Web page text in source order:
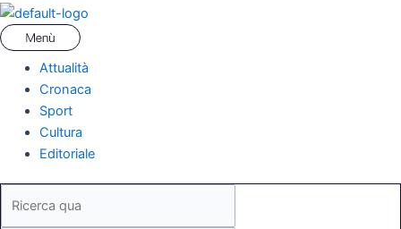
Attualità
Cronaca
Sport
Cultura
Editoriale